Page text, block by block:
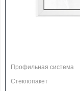
Профильная система
Стеклопакет